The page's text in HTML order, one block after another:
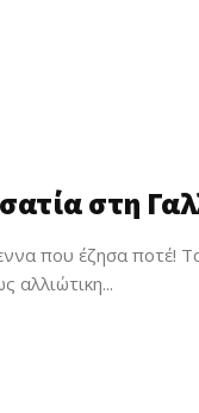
στη
που έζησα ποτέ!
αλλιώτικη...